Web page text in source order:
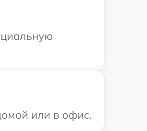
или в офис.